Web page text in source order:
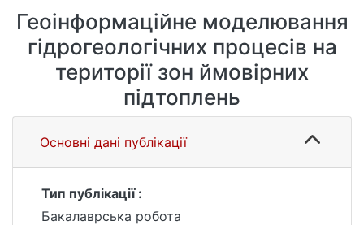
Геоінформаційне моделювання
гідрогеологічних процесів на
території зон ймовірних
підтоплень
Основні дані публікації
Тип публікації :
Бакалаврська робота